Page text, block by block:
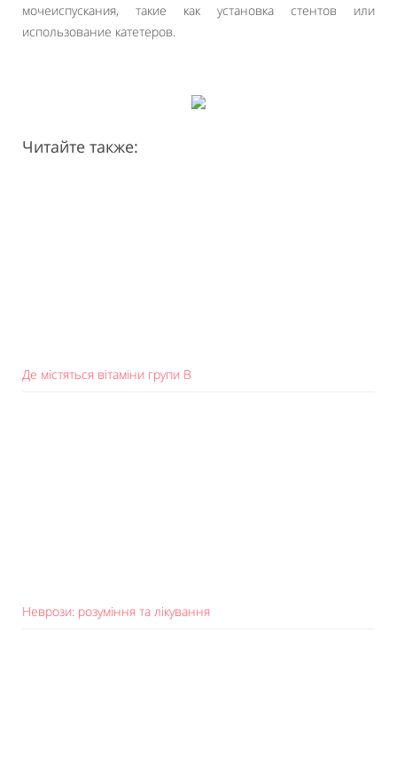
мочеиспускания, такие как установка стентов или
использование катетеров.
Читайте также:
Де містяться вітаміни групи B
Неврози: розуміння та лікування